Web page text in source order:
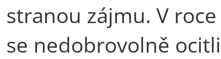
stranou zájmu. V
se nedobrovolně